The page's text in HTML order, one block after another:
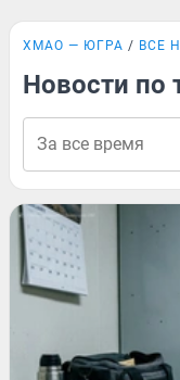
ХМАО — ЮГРА ВСЕ
Новости по